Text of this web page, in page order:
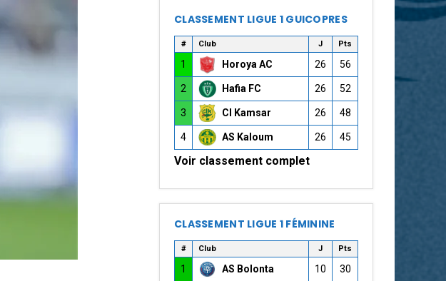
CLASSEMENT LIGUE 1 GUICOPRES
# Club J Pts
1 Horoya AC 26 56
2 Hafia FC 26 52
3 CI Kamsar 26 48
4 AS Kaloum 26 45
Voir classement complet
CLASSEMENT LIGUE 1 FÉMININE
# Club J Pts
1 AS Bolonta 10 30